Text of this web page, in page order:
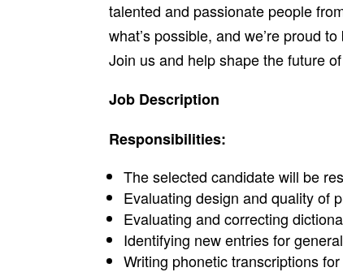
talented and passionate people
what’s possible, and we’re proud
Join us and help shape the future
Job Description
Responsibilities:
The selected candidate will be
Evaluating design and quality of
Evaluating and correcting
Identifying new entries for
Writing phonetic transcriptions